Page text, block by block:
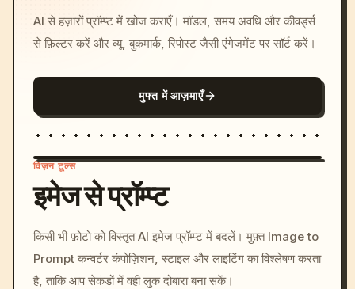
AI से हज़ारों प्रॉम्प्ट में खोज कराएँ। मॉडल, समय अवधि और कीवर्ड्स
से फ़िल्टर करें और व्यू, बुकमार्क, रिपोस्ट जैसी एंगेजमेंट पर सॉर्ट करें।
मुफ्त में आज़माएँ
c, cyberpunk sunset, neon
colors, 8k --v 6.0
विज़न टूल्स
इमेज से प्रॉम्प्ट
किसी भी फ़ोटो को विस्तृत AI इमेज प्रॉम्प्ट में बदलें। मुफ़्त Image to
Prompt कन्वर्टर कंपोज़िशन, स्टाइल और लाइटिंग का विश्लेषण करता
है, ताकि आप सेकंडों में वही लुक दोबारा बना सकें।